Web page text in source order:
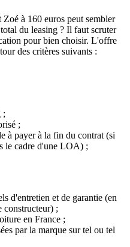
à 160 euros peut sembler
du leasing ? Il faut scruter
pour bien choisir. L'offre
des critères suivants :
;
;
à payer à la fin du contrat (si
le cadre d'une LOA) ;
d'entretien et de garantie (en
constructeur) ;
en France ;
par la marque sur tel ou tel